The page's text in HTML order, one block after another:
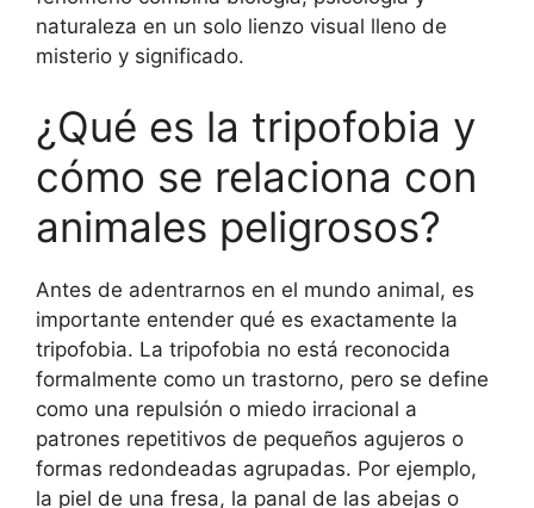
naturaleza en un solo lienzo visual lleno de
misterio y significado.
¿Qué es la tripofobia y
cómo se relaciona con
animales peligrosos?
Antes de adentrarnos en el mundo animal, es
importante entender qué es exactamente la
tripofobia. La tripofobia no está reconocida
formalmente como un trastorno, pero se define
como una repulsión o miedo irracional a
patrones repetitivos de pequeños agujeros o
formas redondeadas agrupadas. Por ejemplo,
la piel de una fresa, la panal de las abejas o